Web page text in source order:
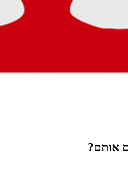
אותם?